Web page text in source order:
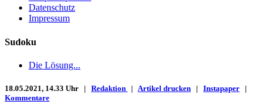
Datenschutz
Impressum
Sudoku
Die Lösung...
18.05.2021, 14.33 Uhr | Redaktion | Artikel drucken | Instapaper |
Kommentare